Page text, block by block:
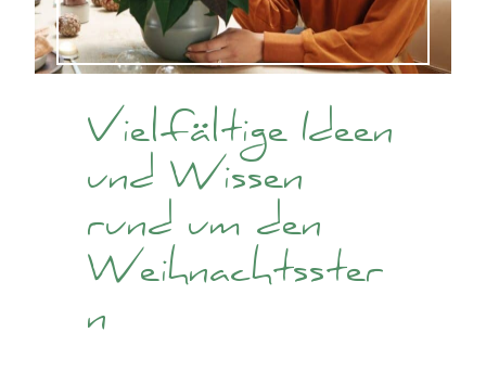
Vielfältige Ideen
und Wissen
rund um den
Weihnachtsster
n